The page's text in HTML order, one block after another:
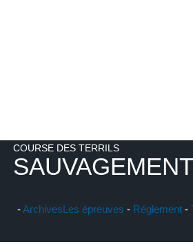
COURSE DES TERRILS
-ArchivesLes épreuves - Réglement -